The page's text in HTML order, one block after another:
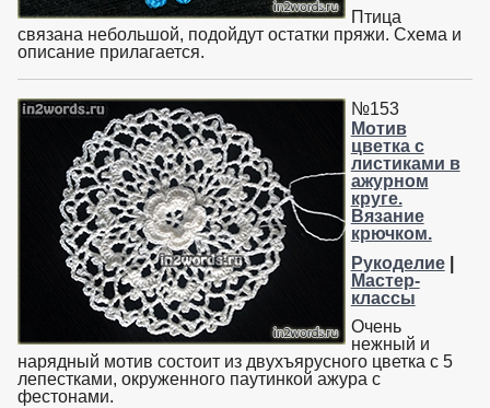
Птица
связана небольшой, подойдут остатки пряжи. Схема и
описание прилагается.
№153
Мотив
цветка с
листиками в
ажурном
круге.
Вязание
крючком.
Рукоделие|
Мастер-
классы
Очень
нежный и
нарядный мотив состоит из двухъярусного цветка с 5
лепестками, окруженного паутинкой ажура с
фестонами.